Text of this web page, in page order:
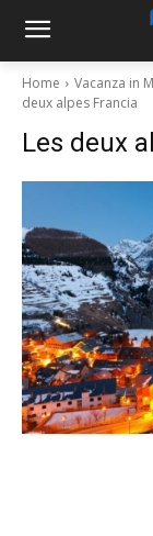
Home Vacanza in
deux alpes Francia
Les deux